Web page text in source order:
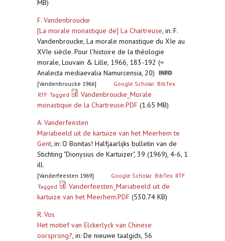
MB)
F. Vandenbroucke
[La morale monastique de] La Chartreuse, in: F.
Vandenbroucke, La morale monastique du XIe au
XVIe siècle. Pour l'histoire de la théologie
morale, Louvain & Lille, 1966, 183-192 (=
Analecta mediaevalia Namurcensia, 20)
[Vandenbroucke 1966] Google Scholar BibTex
RTF Tagged
Vandenbroucke_Morale
monastique de la Chartreuse.PDF (1.65 MB)
A. Vanderfeesten
Mariabeeld uit de kartuize van het Meerhem te
Gent, in: O Bonitas! Halfjaarlijks bulletin van de
Stichting "Dionysius de Kartuizer", 39 (1969), 4-6, 1
ill.
[Vanderfeesten 1969] Google Scholar BibTex RTF
Tagged
Vanderfeesten_Mariabeeld uit de
kartuize van het Meerhem.PDF (530.74 KB)
R. Vos
Het motief van Elckerlyck van Chinese
oorsprong?, in: De nieuwe taalgids, 56